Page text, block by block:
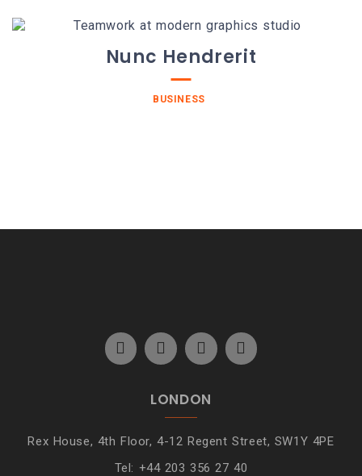
Nunc Hendrerit
BUSINESS
LONDON
Rex House, 4th Floor, 4-12 Regent Street, SW1Y 4PE
Tel: +44 203 356 27 40